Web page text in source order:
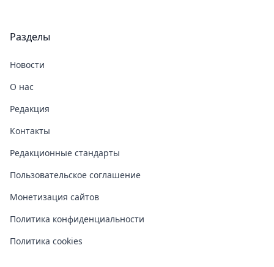
Разделы
Новости
О нас
Редакция
Контакты
Редакционные стандарты
Пользовательское соглашение
Монетизация сайтов
Политика конфиденциальности
Политика cookies